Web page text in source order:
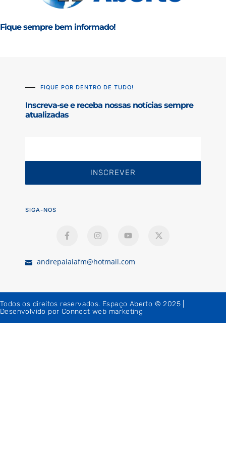
Fique sempre bem informado!
FIQUE POR DENTRO DE TUDO!
Inscreva-se e receba nossas notícias sempre
atualizadas
INSCREVER
SIGA-NOS
andrepaiaiafm@hotmail.com
Todos os direitos reservados. Espaço Aberto © 2025 |
Desenvolvido por Connect web marketing